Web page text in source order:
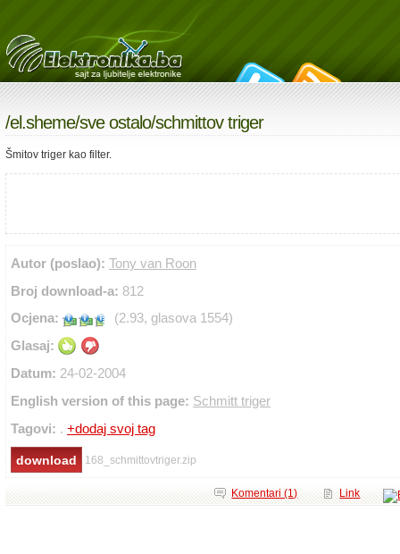
/el.sheme/sve ostalo/schmittov triger
Šmitov triger kao filter.
Autor (poslao): Tony van Roon
Broj download-a: 812
Ocjena:
(2.93, glasova 1554)
Glasaj:
Datum: 24-02-2004
English version of this page: Schmitt triger
Tagovi: . +dodaj svoj tag
168_schmittovtriger.zip
Link
Komentari (1)